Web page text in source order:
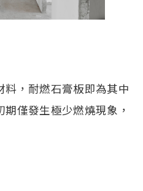
，耐燃石膏板即為其中
僅發生極少燃燒現象，